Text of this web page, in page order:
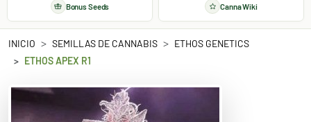
Bonus Seeds Canna Wiki
INICIO SEMILLAS DE CANNABIS
ETHOS GENETICS
ETHOS APEX R1